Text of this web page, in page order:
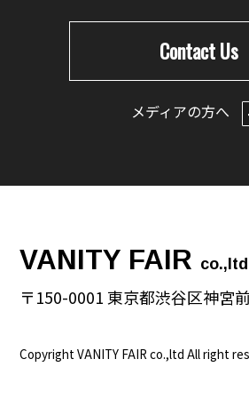
Contact Us
メディアの方へ
VANITY FAIR co.,ltd
〒150-0001 東京都渋谷区神宮
Copyright VANITY FAIR co.,ltd All right